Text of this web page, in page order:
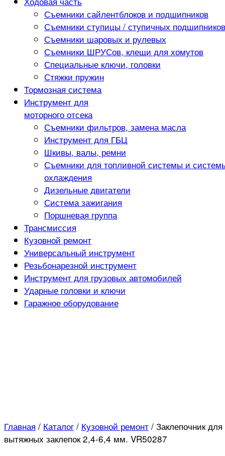
Съемники сайлентблоков и подшипников
Съемники ступицы / ступичных подшипников
Съемники шаровых и рулевых
Съемники ШРУСов, клещи для хомутов
Специальные ключи, головки
Стяжки пружин
Тормозная система
Инструмент для
моторного отсека
Съемники фильтров, замена масла
Инструмент для ГБЦ
Шкивы, валы, ремни
Съемники для топливной системы и
охлаждения
Дизельные двигатели
Система зажигания
Поршневая группа
Трансмиссия
Кузовной ремонт
Универсальный инструмент
Резьбонарезной инструмент
Инструмент для грузовых автомобилей
Ударные головки и ключи
Гаражное оборудование
Главная / Каталог / Кузовной ремонт / Заклепочник для
вытяжных заклепок 2,4-6,4 мм. VR50287